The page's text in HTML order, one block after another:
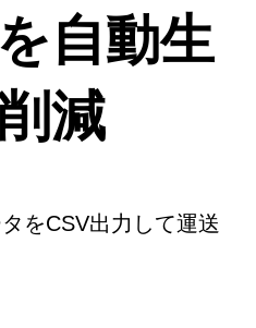
自動生
減
をCSV出力して運送